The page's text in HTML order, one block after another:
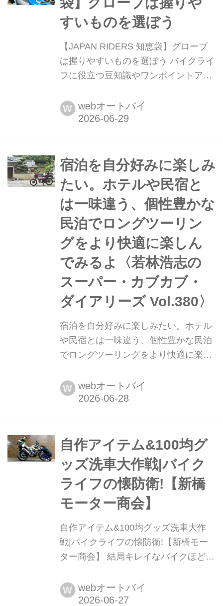
で、より綺麗になるというイメージ。
そんな純水を採用した洗車設備のD-
ケミカ...
すいものを選ぼう
【JAPAN RIDERS 知恵袋】グローブ
は握りやすいものを選ぼう バイクライ
フに役立つ豆知識やワンポイントアド
RIDERS」の人気企画が「JAPAN
RIDERS 知恵袋」。その中から注目の
す。運転操作に関係する大事なアイテ
ムなので、しっかりフ...
W webオートバイ
宿泊を自分好みに楽しみ
たい。ホテルや民宿と
は一味違う、個性豊かな
民泊でロングツーリン
グをより快適に楽しん
でみるよ〈若林浩志の
スーパー・カブカブ・
ダイアリーズ Vol.380〉
宿泊を自分好みに楽しみたい。ホテル
や民宿とは一味違う、個性豊かな民泊
でロングツーリングをより快適に楽し
ブカブ・ダイアリーズ Vol.380〉 泊り
のロングツーリングだとホテルや民
るのが民泊。海外からの旅行者が活用
してるイメージもあるけど、もちろん
国内旅行で使っても良いわけで。そん
なわけで、今回の長崎へのロングツー
リングでは民泊を活用してみたので、
W webオートバイ
自作アイテム&100均グ
ッズ洗車大作戦|バイク
ライフの懐防衛!【新橋
モーター商会】
自作アイテム&100均グッズ洗車大作
戦|バイクライフの懐防衛!【新橋モー
ター商会】 結局キレイなバイクほど調
ョンで数々の辛酸を舐めてきた私の経
験則。頑張りはプライスレス、技術や
W webオートバイ